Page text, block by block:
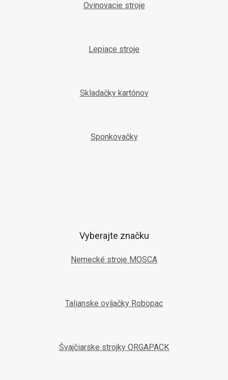
Ovinovacie stroje
Lepiace stroje
Skladačky kartónov
Sponkovačky
Vyberajte značku
Nemecké stroje MOSCA
Talianske ovíjačky Robopac
Švajčiarske strojky ORGAPACK